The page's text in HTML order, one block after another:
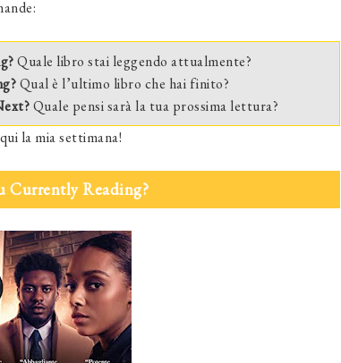
Quale libro stai leggendo attualmente?
Qual è l’ultimo libro che hai finito?
Quale pensi sarà la tua prossima lettura?
la mia settimana!
Currently Reading?